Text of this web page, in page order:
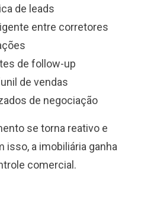
de leads
entre corretores
de follow-up
de vendas
de negociação
se torna reativo e
isso, a imobiliária ganha
comercial.